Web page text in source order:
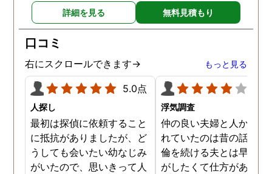
詳細を見る 無料見積もり
口コミ
右にスクロールできます→ もっと見る
5.0点
人探し
最初は探偵に依頼すること
に抵抗がありましたが、ど
うしても会いたい幼なじみ
がいたので、思いきって人
浮気調査
仲の良い夫婦と人から言
れていたのは昔の話で、
倫を続ける夫とは早く離
がしたくて仕方がありま